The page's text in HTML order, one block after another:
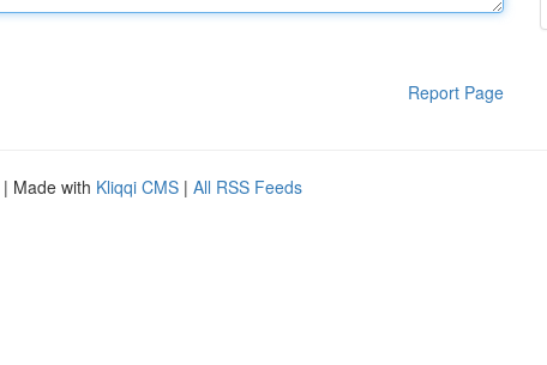
Report Page
| Made with Kliqqi CMS | All RSS Feeds